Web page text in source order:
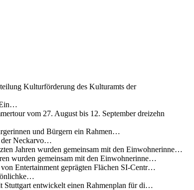
Kulturförderung des Kulturamts der
Ein…
vom 27. August bis 12. September dreizehn
und Bürgern ein Rahmen…
der Neckarvo…
Jahren wurden gemeinsam mit den Einwohnerinne…
wurden gemeinsam mit den Einwohnerinne…
Entertainment geprägten Flächen SI-Centr…
Stuttgart entwickelt einen Rahmenplan für di…